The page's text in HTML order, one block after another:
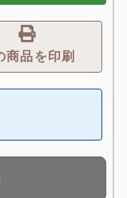
商品を印刷